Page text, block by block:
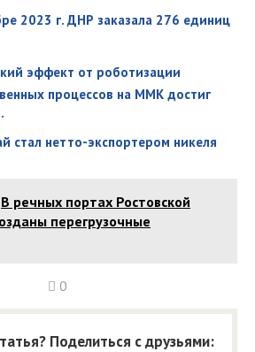
2023 г. ДНР заказала 276 единиц
эффект от роботизации
процессов на ММК достиг
стал нетто-экспортером никеля
В речных портах Ростовской
перегрузочные
0
Поделиться с друзьями: